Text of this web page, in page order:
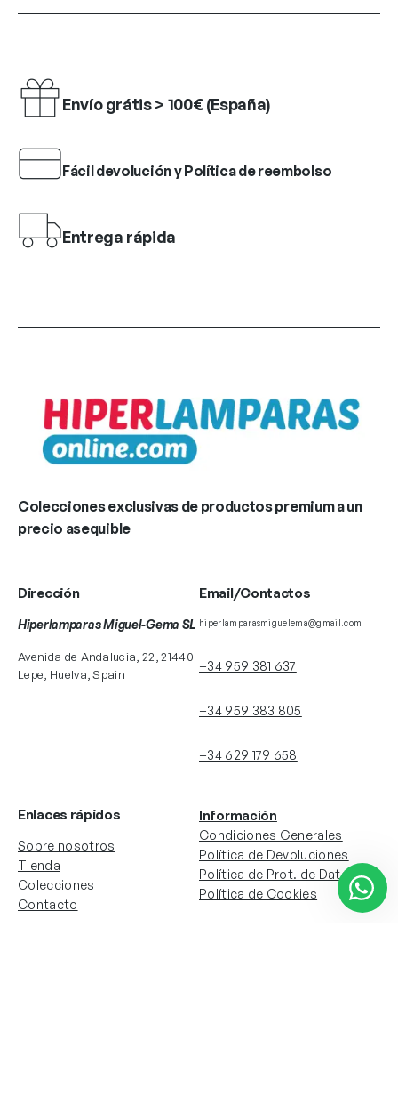
Envío grátis > 100€ (España)
Fácil devolución y Política de reembolso
Entrega rápida
Colecciones exclusivas de productos premium a un
precio asequible
Dirección
Hiperlamparas Miguel-Gema SL
Avenida de Andalucia, 22, 21440
Lepe, Huelva, Spain
Email/Contactos
hiperlamparasmiguelema@gmail.com
+34 959 381 637
+34 959 383 805
+34 629 179 658
Enlaces rápidos
Sobre nosotros
Tienda
Colecciones
Contacto
Información
Condiciones Generales
Política de Devoluciones
Política de Prot. de Datos
Política de Cookies